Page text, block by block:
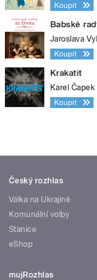
Koupit
Babské
Jaroslava
Koupit
Krakatit
Karel Čapek
Koupit
Český rozhlas
Válka na Ukrajině
Komunální volby
Stanice
eShop
mujRozhlas